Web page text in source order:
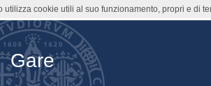
Gare
utilizza cookie utili al suo funzionamento, propri e di